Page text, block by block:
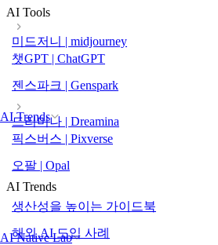
AI Trends
AI Native Lab
AI Tools
미드저니 | midjourney
챗GPT | ChatGPT
젠스파크 | Genspark
드리미나 | Dreamina
픽스버스 | Pixverse
오팔 | Opal
AI Trends
생산성을 높이는 가이드북
해외 AI 도입 사례